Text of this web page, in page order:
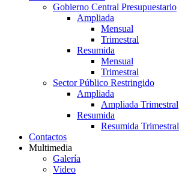
Gobierno Central Presupuestario
Ampliada
Mensual
Trimestral
Resumida
Mensual
Trimestral
Sector Público Restringido
Ampliada
Ampliada Trimestral
Resumida
Resumida Trimestral
Contactos
Multimedia
Galería
Video